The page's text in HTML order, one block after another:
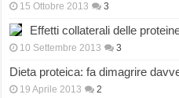
15 Ottobre 2013 3
Effetti collaterali delle
10 Settembre 2013 3
Dieta proteica: fa dimagrire
19 Aprile 2013 2